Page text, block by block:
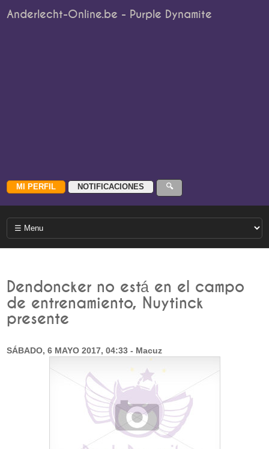
Anderlecht-Online.be - Purple Dynamite
Dendoncker no está en el campo
de entrenamiento, Nuytinck
presente
SÁBADO, 6 MAYO 2017, 04:33 - Macuz